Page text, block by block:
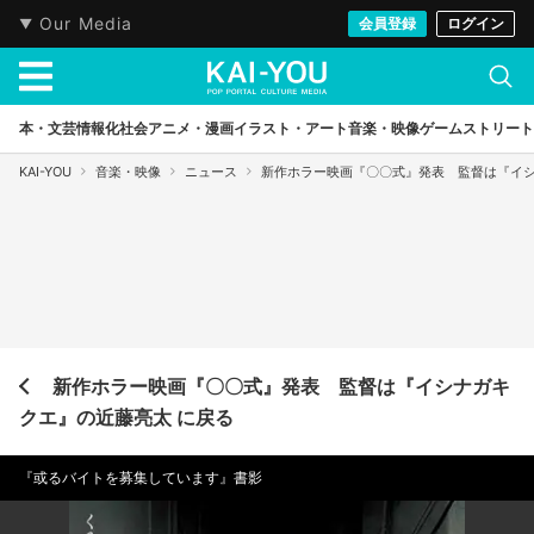
Our Media 会員登録 ログイン
本・文芸情報化社会アニメ・漫画イラスト・アート音楽・映像ゲームストリート
KAI-YOU 音楽・映像 ニュース 新作ホラー映画『〇〇式』発表 監督は『イ
新作ホラー映画『〇〇式』発表 監督は『イシナガキ
クエ』の近藤亮太 に戻る
『或るバイトを募集しています』書影